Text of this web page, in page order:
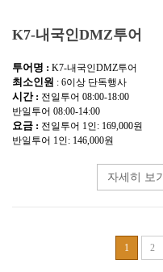
K7-내국인DMZ투어
투어명 : K7-내국인DMZ투어
최소인원 : 6이상 단독행사
시간 : 전일투어 08:00-18:00
반일투어 08:00-14:00
요금 : 전일투어 1인: 169,000원
반일투어 1인: 146,000원
자세히 보기
1 2